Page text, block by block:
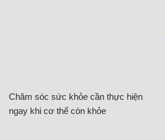
Chăm sóc sức khỏe cần thực hiện
ngay khi cơ thể còn khỏe